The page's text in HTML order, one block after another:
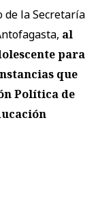
de la Secretaría
al
para
que
Política de